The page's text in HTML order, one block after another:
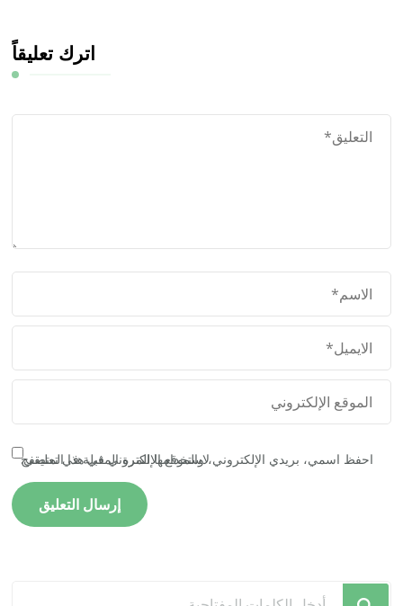
اترك تعليقاً
احفظ اسمي، بريدي الإلكتروني، والموقع الإلكتروني في هذا المتصفح لاستخدامها المرة المقبلة في تعليقي.